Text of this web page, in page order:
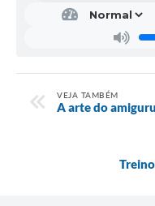
VEJA TAMBÉM
A arte do